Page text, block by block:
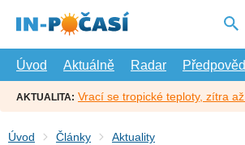
hlavní
Úvod
Aktuálně Radar
AKTUALITA: Vrací se tropické teploty, zítra
Úvod Články
Aktuality